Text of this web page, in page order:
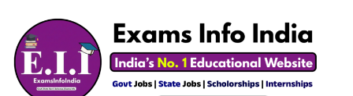
content